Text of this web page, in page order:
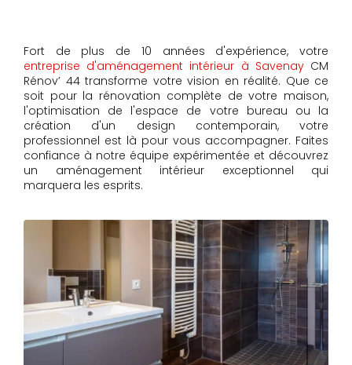
Fort de plus de 10 années d'expérience, votre
entreprise d'aménagement intérieur à SavenayCM
Rénov’ 44 transforme votre vision en réalité. Que ce
soit pour la rénovation complète de votre maison,
l'optimisation de l'espace de votre bureau ou la
création d'un design contemporain, votre
professionnel est là pour vous accompagner. Faites
confiance à notre équipe expérimentée et découvrez
un aménagement intérieur exceptionnel qui
marquera les esprits.